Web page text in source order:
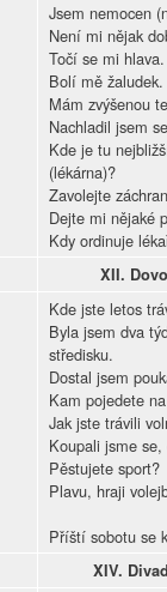
Jsem nemocen
Není mi nějak
Točí se mi hlava.
Bolí mě žaludek.
Mám zvýšenou
Nachladil jsem
Kde je tu
(lékárna)?
Zavolejte
Dejte mi nějaké
Kdy ordinuje
XII.
Kde jste letos
Byla jsem dva
středisku.
Dostal jsem
Kam pojedete
Jak jste trávili
Koupali jsme
Pěstujete sport?
Plavu, hraji
Příští sobotu se
XIV.